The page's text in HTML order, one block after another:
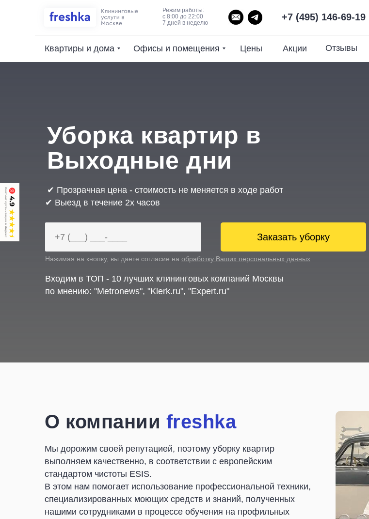
Отзывы
Цены
Квартиры и дома Офисы и помещения Акции
Режим работы:
с 8:00 до 22:00
7 дней в неделю
+7 (495) 146-69-19
Уборка квартир в
Выходные дни
Заказать уборку
Входим в ТОП - 10 лучших клининговых компаний Москвы
по мнению: "Metronews", "Klerk.ru", "Expert.ru"
Нажимая на кнопку, вы даете согласие на обработку Ваших персональных данных
✔ Выезд в течение 2х часов
✔ Прозрачная цена - стоимость не меняется в ходе работ
Мы дорожим своей репутацией, поэтому уборку квартир
выполняем качественно, в соответствии с европейским
стандартом чистоты ESIS.
В этом нам помогает использование профессиональной техники,
специализированных моющих средств и знаний, полученных
нашими сотрудниками в процессе обучения на профильных
О компании freshka